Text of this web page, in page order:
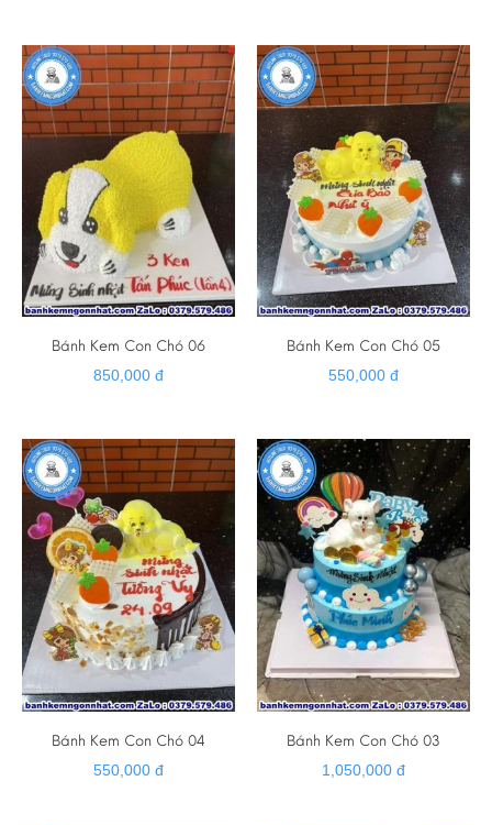
Bánh Kem Con Chó 06
850,000 đ
Bánh Kem Con Chó 05
550,000 đ
Bánh Kem Con Chó 04
550,000 đ
Bánh Kem Con Chó 03
1,050,000 đ